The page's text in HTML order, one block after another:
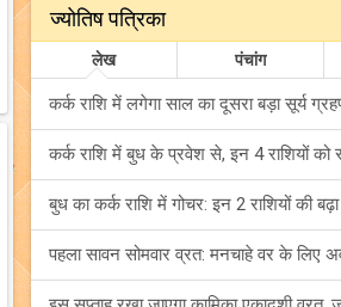
ज्योतिष पत्रिका
लेख पंचांग